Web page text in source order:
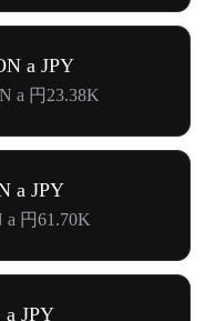
a JPY
a 円23.38K
a JPY
a 円61.70K
JPY